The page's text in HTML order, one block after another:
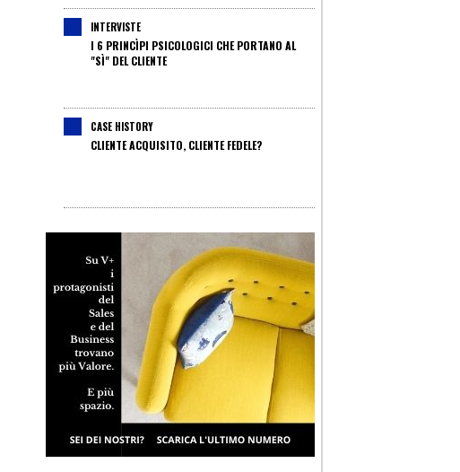
INTERVISTE
I 6 PRINCÌPI PSICOLOGICI CHE PORTANO AL
"SÌ" DEL CLIENTE
CASE HISTORY
CLIENTE ACQUISITO, CLIENTE FEDELE?